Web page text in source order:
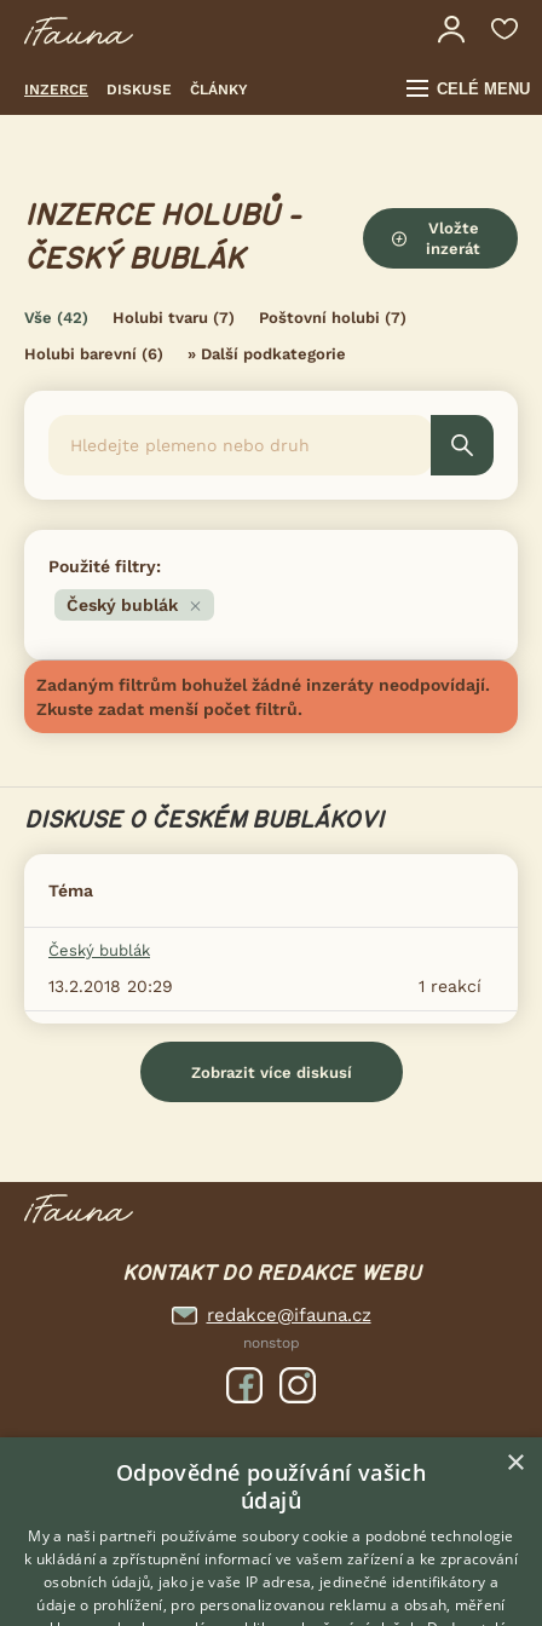
INZERCE DISKUSE ČLÁNKY CELÉ MENU
INZERCE HOLUBŮ -
ČESKÝ BUBLÁK
Vložte
inzerát
Vše (42) Holubi tvaru (7) Poštovní holubi (7)
Holubi barevní (6) » Další podkategorie
Použité filtry:
Český bublák
Zadaným filtrům bohužel žádné inzeráty neodpovídají.
Zkuste zadat menší počet filtrů.
DISKUSE O ČESKÉM BUBLÁKOVI
Téma
Český bublák
1 reakcí
13.2.2018 20:29
Zobrazit více diskusí
KONTAKT DO REDAKCE WEBU
redakce@ifauna.cz
nonstop
DOMOVSKÁ STRÁNKA
INZERCE
DISKUSE
ČLÁNKY
×
Odpovědné používání vašich
údajů
My a naši partneři používáme soubory cookie a podobné technologie
k ukládání a zpřístupnění informací ve vašem zařízení a ke zpracování
osobních údajů, jako je vaše IP adresa, jedinečné identifikátory a
údaje o prohlížení, pro personalizovanou reklamu a obsah, měření